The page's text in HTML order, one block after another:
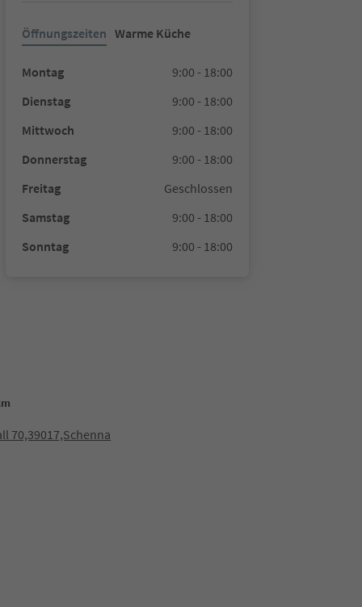
Öffnungszeiten Warme Küche
Montag
9:00 - 18:00
Dienstag
9:00 - 18:00
Mittwoch
9:00 - 18:00
Donnerstag
9:00 - 18:00
Freitag
Geschlossen
Samstag
9:00 - 18:00
Sonntag
9:00 - 18:00
70,39017,Schenna